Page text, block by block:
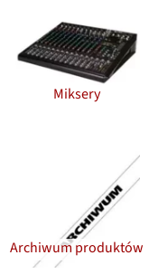
Miksery
Archiwum produktów